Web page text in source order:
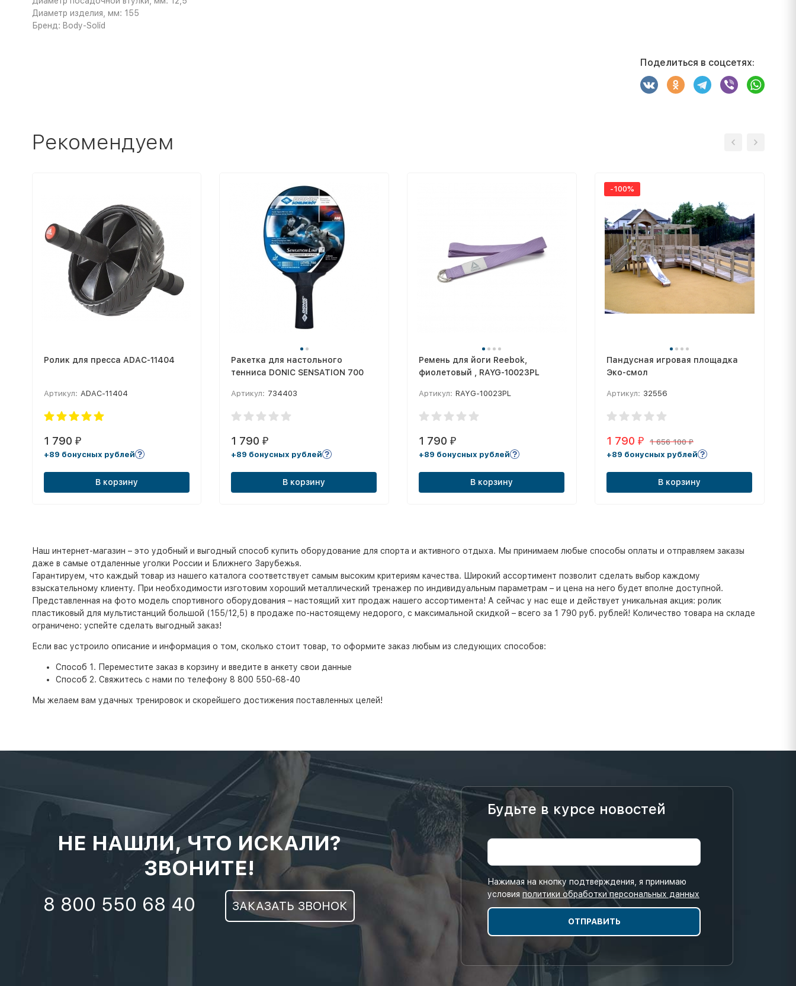
Диаметр изделия, мм: 155
Бренд: Body-Solid
Поделиться в соцсетях:
Рекомендуем
Ролик для пресса ADAC-11404
Артикул: ADAC-11404
1 790 ₽
+89 бонусных рублей
В корзину
Ракетка для настольного
тенниса DONIC SENSATION 700
Артикул: 734403
1 790₽
+89 бонусных рублей
В корзину
Ремень для йоги Reebok,
фиолетовый , RAYG-10023PL
Артикул: RAYG-10023PL
1 790 ₽
+89 бонусных рублей
В корзину
-100%
Пандусная игровая площадка
Эко-смол
Артикул: 32556
1 790 ₽ 1 656 100₽
+89 бонусных рублей
В корзину
Наш интернет-магазин – это удобный и выгодный способ купить оборудование для спорта и активного отдыха. Мы принимаем любые способы оплаты и отправляем заказы
даже в самые отдаленные уголки России и Ближнего Зарубежья.
Гарантируем, что каждый товар из нашего каталога соответствует самым высоким критериям качества. Широкий ассортимент позволит сделать выбор каждому
взыскательному клиенту. При необходимости изготовим хороший металлический тренажер по индивидуальным параметрам – и цена на него будет вполне доступной.
Представленная на фото модель спортивного оборудования – настоящий хит продаж нашего ассортимента! А сейчас у нас еще и действует уникальная акция: ролик
пластиковый для мультистанций большой (155/12,5) в продаже по-настоящему недорого, с максимальной скидкой – всего за 1 790 руб. рублей! Количество товара на складе
ограничено: успейте сделать выгодный заказ!
Если вас устроило описание и информация о том, сколько стоит товар, то оформите заказ любым из следующих способов:
Способ 1. Переместите заказ в корзину и введите в анкету свои данные
Способ 2. Свяжитесь с нами по телефону 8 800 550-68-40
Мы желаем вам удачных тренировок и скорейшего достижения поставленных целей!
НЕ НАШЛИ, ЧТО ИСКАЛИ?
ЗВОНИТЕ!
8 800 550 68 40 ЗАКАЗАТЬ ЗВОНОК
Будьте в курсе новостей
Нажимая на кнопку подтверждения, я принимаю
условия политики обработки персональных данных